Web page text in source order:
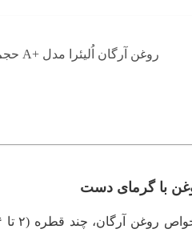
روغن آرگان اُلیئرا مدل +A حجم 30 میلی لیتری